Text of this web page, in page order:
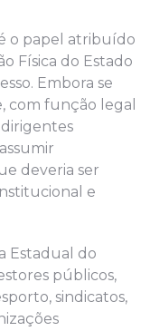
o papel atribuído
Física do Estado
Embora se
com função legal
deveria ser
e
Estadual do
públicos,
sindicatos,